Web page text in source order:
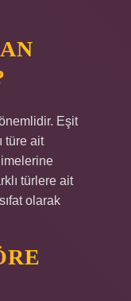
Eşit
türe ait
türlere ait
olarak